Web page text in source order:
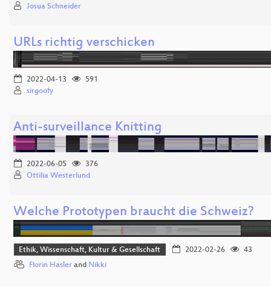
Josua Schneider
URLs richtig verschicken
2022-04-13
591
sirgoofy
Anti-surveillance Knitting
2022-06-05
376
Ottilia Westerlund
Welche Prototypen braucht die Schweiz?
Ethik, Wissenschaft, Kultur & Gesellschaft 2022-02-26
43
Florin Hasler and Nikki